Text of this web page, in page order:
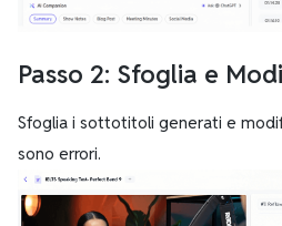
Passo 2: Sfoglia e
Sfoglia i sottotitoli generati e
sono errori.